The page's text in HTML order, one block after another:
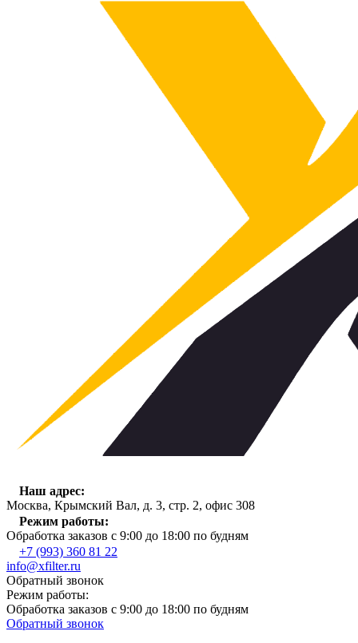
Наш адрес:
Москва, Крымский Вал, д. 3, стр. 2, офис 308
Режим работы:
Обработка заказов с 9:00 до 18:00 по будням
+7 (993) 360 81 22
info@xfilter.ru
Обратный звонок
Режим работы:
Обработка заказов с 9:00 до 18:00 по будням
Обратный звонок